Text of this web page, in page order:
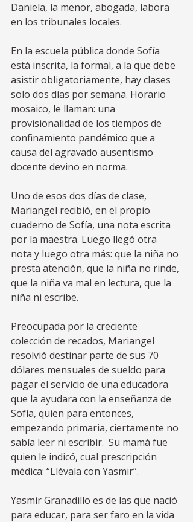
Daniela, la menor, abogada, labora
en los tribunales locales.
En la escuela pública donde Sofía
está inscrita, la formal, a la que debe
asistir obligatoriamente, hay clases
solo dos días por semana. Horario
mosaico, le llaman: una
provisionalidad de los tiempos de
confinamiento pandémico que a
causa del agravado ausentismo
docente devino en norma.
Uno de esos dos días de clase,
Mariangel recibió, en el propio
cuaderno de Sofía, una nota escrita
por la maestra. Luego llegó otra
nota y luego otra más: que la niña no
presta atención, que la niña no rinde,
que la niña va mal en lectura, que la
niña ni escribe.
Preocupada por la creciente
colección de recados, Mariangel
resolvió destinar parte de sus 70
dólares mensuales de sueldo para
pagar el servicio de una educadora
que la ayudara con la enseñanza de
Sofía, quien para entonces,
empezando primaria, ciertamente no
sabía leer ni escribir.  Su mamá fue
quien le indicó, cual prescripción
médica: “Llévala con Yasmir”.
Yasmir Granadillo es de las que nació
para educar, para ser faro en la vida